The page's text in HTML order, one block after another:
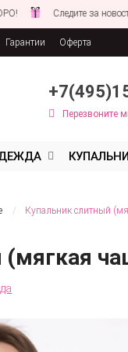
Следите за новостями на
Гарантии Оферта
Перезвоните
Купальник слитный